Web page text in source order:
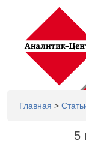
Главная >
5